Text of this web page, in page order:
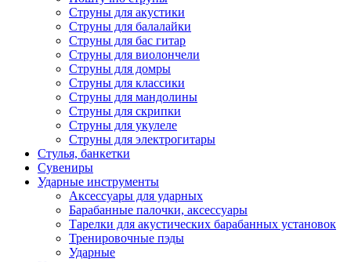
Струны для акустики
Струны для балалайки
Струны для бас гитар
Струны для виолончели
Струны для домры
Струны для классики
Струны для мандолины
Струны для скрипки
Струны для укулеле
Струны для электрогитары
Стулья, банкетки
Сувениры
Ударные инструменты
Аксессуары для ударных
Барабанные палочки, аксессуары
Тарелки для акустических барабанных установок
Тренировочные пэды
Ударные